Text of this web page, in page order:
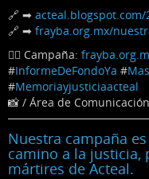
🔗 ➡ acteal.blogspot.com/
🔗 ➡ frayba.org.mx/
👉🏽 Campaña:
#InformeDeFondoYa #
#Memoriayjusticiaacteal
📸 / Área de
Nuestra campaña
camino a la justicia,
mártires de Acteal.